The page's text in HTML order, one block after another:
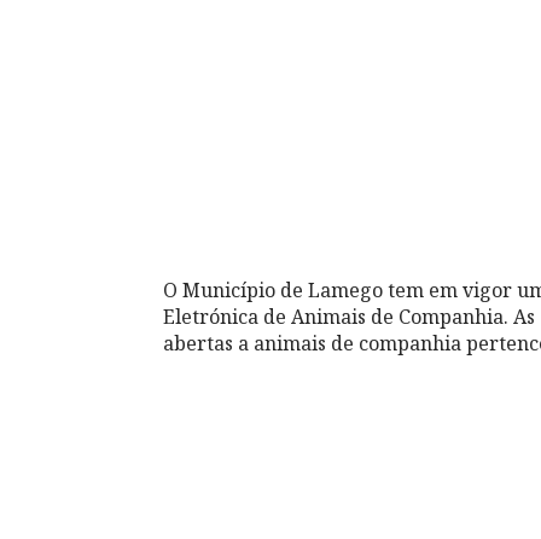
O Município de Lamego tem em vigor
Eletrónica de Animais de Companhia.
abertas a animais de companhia